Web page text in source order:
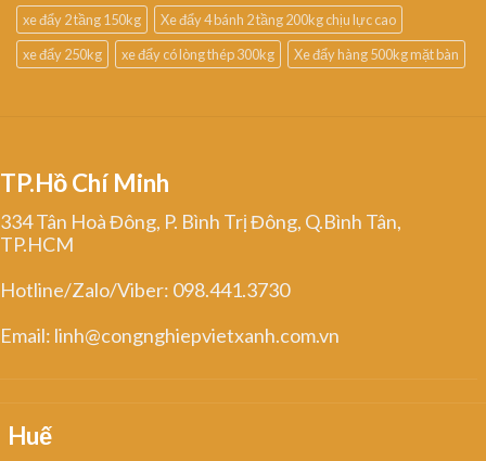
xe đẩy 2 tầng 150kg
Xe đẩy 4 bánh 2 tầng 200kg chịu lực cao
xe đẩy 250kg
xe đẩy có lòng thép 300kg Xe đẩy hàng 500kg mặt bàn
TP.Hồ Chí Minh
334 Tân Hoà Đông, P. Bình Trị Đông, Q.Bình Tân,
TP.HCM
Hotline/Zalo/Viber: 098.441.3730
Email: linh@congnghiepvietxanh.com.vn
Huế